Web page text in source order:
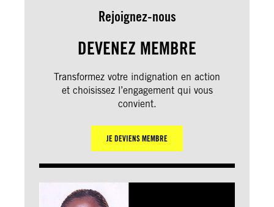
Rejoignez-nous
DEVENEZ MEMBRE
Transformez votre indignation en action
et choisissez l’engagement qui vous
convient.
JE DEVIENS MEMBRE